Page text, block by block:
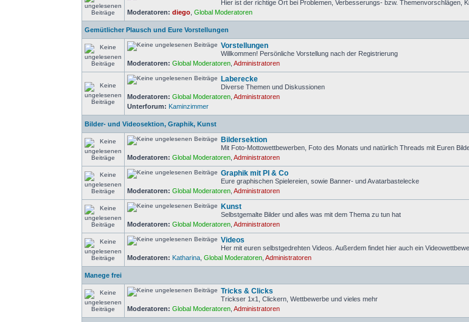
Hier ist der richtige Ort bei Problemen, Verbesserungs- bzw. Themenvorschlägen,
Moderatoren: diego ,Global Moderatoren
Gemütlicher Plausch und Eure Vorstellungen
Vorstellungen
Willkommen! Persönliche Vorstellung nach der Registrierung
Moderatoren: Global Moderatoren ,Administratoren
Laberecke
Diverse Themen und Diskussionen
Moderatoren: Global Moderatoren ,Administratoren
Unterforum: Kaminzimmer
Bilder- und Videosektion, Graphik, Kunst
Bildersektion
Mit Foto-Mottowettbewerben, Foto des Monats und natürlich Threads mit Euren
Moderatoren: Global Moderatoren ,Administratoren
Graphik mit PI & Co
Eure graphischen Spielereien, sowie Banner- und Avatarbastelecke
Moderatoren: Global Moderatoren ,Administratoren
Kunst
Selbstgemalte Bilder und alles was mit dem Thema zu tun hat
Moderatoren: Global Moderatoren ,Administratoren
Videos
Her mit euren selbstgedrehten Videos. Außerdem findet hier auch ein
Moderatoren: Katharina ,Global Moderatoren ,Administratoren
Manege frei
Tricks & Clicks
Trickser 1x1, Clickern, Wettbewerbe und vieles mehr
Moderatoren: Global Moderatoren ,Administratoren